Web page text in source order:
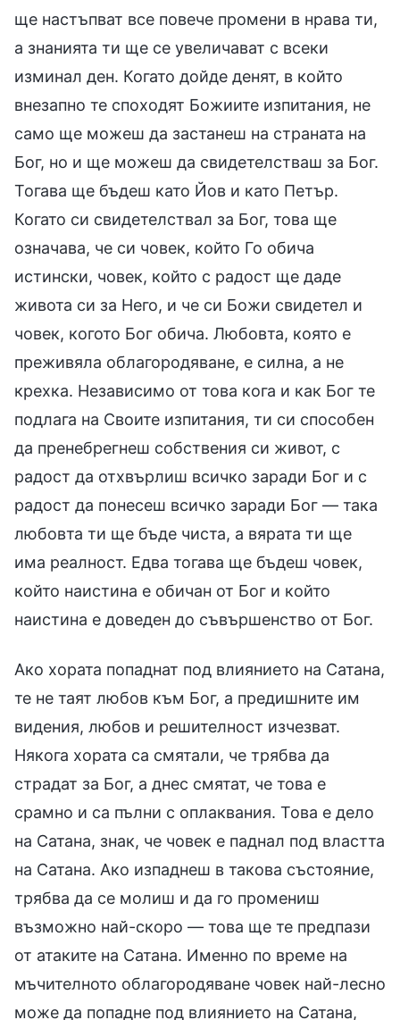
ще настъпват все повече промени в нрава ти,
а знанията ти ще се увеличават с всеки
изминал ден. Когато дойде денят, в който
внезапно те споходят Божиите изпитания, не
само ще можеш да застанеш на страната на
Бог, но и ще можеш да свидетелстваш за Бог.
Тогава ще бъдеш като Йов и като Петър.
Когато си свидетелствал за Бог, това ще
означава, че си човек, който Го обича
истински, човек, който с радост ще даде
живота си за Него, и че си Божи свидетел и
човек, когото Бог обича. Любовта, която е
преживяла облагородяване, е силна, а не
крехка. Независимо от това кога и как Бог те
подлага на Своите изпитания, ти си способен
да пренебрегнеш собствения си живот, с
радост да отхвърлиш всичко заради Бог и с
радост да понесеш всичко заради Бог — така
любовта ти ще бъде чиста, а вярата ти ще
има реалност. Едва тогава ще бъдеш човек,
който наистина е обичан от Бог и който
наистина е доведен до съвършенство от Бог.
Ако хората попаднат под влиянието на Сатана,
те не таят любов към Бог, а предишните им
видения, любов и решителност изчезват.
Някога хората са смятали, че трябва да
страдат за Бог, а днес смятат, че това е
срамно и са пълни с оплаквания. Това е дело
на Сатана, знак, че човек е паднал под властта
на Сатана. Ако изпаднеш в такова състояние,
трябва да се молиш и да го промениш
възможно най-скоро — това ще те предпази
от атаките на Сатана. Именно по време на
мъчителното облагородяване човек най-лесно
може да попадне под влиянието на Сатана,